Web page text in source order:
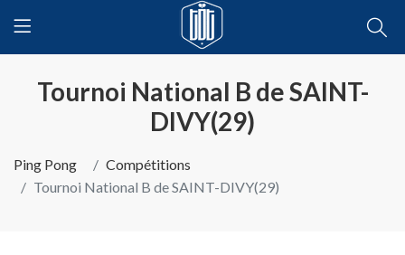
Tournoi National B de SAINT-
DIVY(29)
Ping Pong
Compétitions
Tournoi National B de SAINT-DIVY(29)